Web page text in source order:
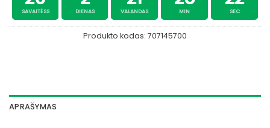
SAVAITĖSS DIENAS VALANDAS MIN SEC
Produkto kodas: 707145700
APRAŠYMAS